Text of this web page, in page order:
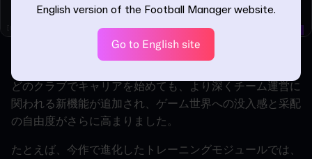
試合準備がさらに充実
どのクラブでキャリアを始めても、より深くチーム運営に
関われる新機能が追加され、ゲーム世界への没入感と采配
の自由度がさらに高まりました。
たとえば、今作で進化したトレーニングモジュールでは、
English version of the Football Manager website.
Go to English site